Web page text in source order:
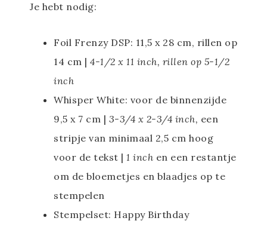
Je hebt nodig:
Foil Frenzy DSP: 11,5 x 28 cm, rillen op
14 cm | 4-1/2 x 11 inch, rillen op 5-1/2
inch
Whisper White: voor de binnenzijde
9,5 x 7 cm | 3-3/4 x 2-3/4 inch, een
stripje van minimaal 2,5 cm hoog
voor de tekst | 1 inch en een restantje
om de bloemetjes en blaadjes op te
stempelen
Stempelset: Happy Birthday